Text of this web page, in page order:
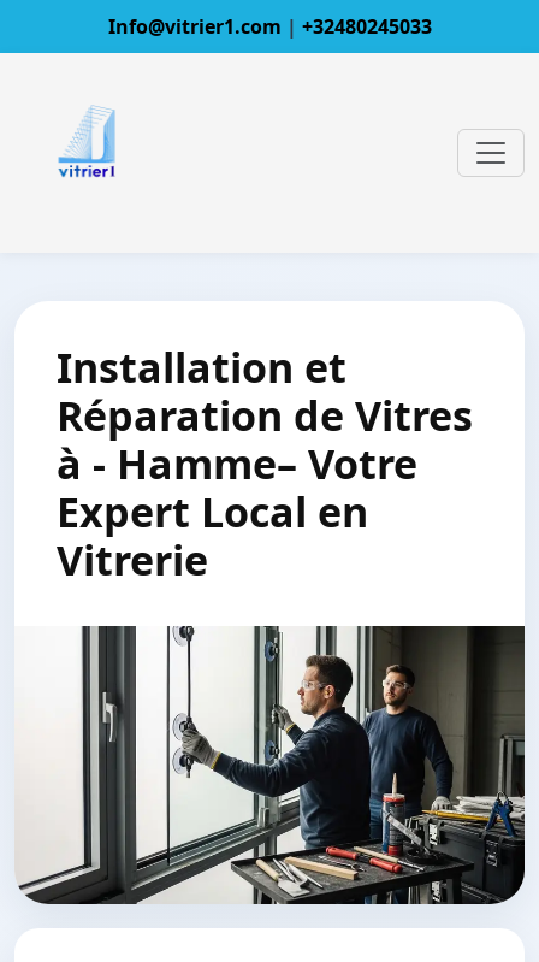
Info@vitrier1.com | +32480245033
Installation et
Réparation de Vitres
à - Hamme– Votre
Expert Local en
Vitrerie